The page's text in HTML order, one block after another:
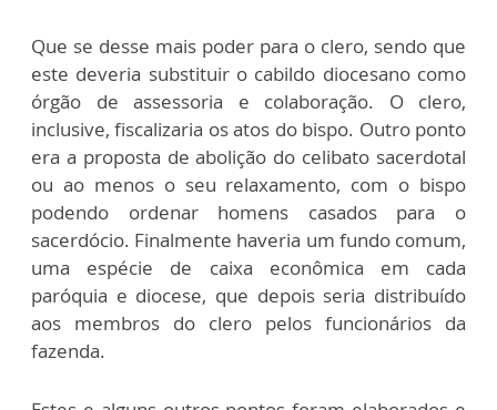
Que se desse mais poder para o clero, sendo que
este deveria substituir o cabildo diocesano como
órgão de assessoria e colaboração. O clero,
inclusive, fiscalizaria os atos do bispo. Outro ponto
era a proposta de abolição do celibato sacerdotal
ou ao menos o seu relaxamento, com o bispo
podendo ordenar homens casados para o
sacerdócio. Finalmente haveria um fundo comum,
uma espécie de caixa econômica em cada
paróquia e diocese, que depois seria distribuído
aos membros do clero pelos funcionários da
fazenda.